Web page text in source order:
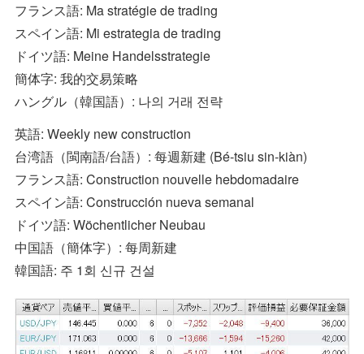
フランス語: Ma stratégie de trading
スペイン語: Mi estrategia de trading
ドイツ語: Meine Handelsstrategie
簡体字: 我的交易策略
ハングル（韓国語）: 나의 거래 전략
英語: Weekly new construction
台湾語（閩南語/台語）: 每週新建 (Bé-tsiu sin-kiàn)
フランス語: Construction nouvelle hebdomadaire
スペイン語: Construcción nueva semanal
ドイツ語: Wöchentlicher Neubau
中国語（簡体字）: 每周新建
韓国語: 주 1회 신규 건설